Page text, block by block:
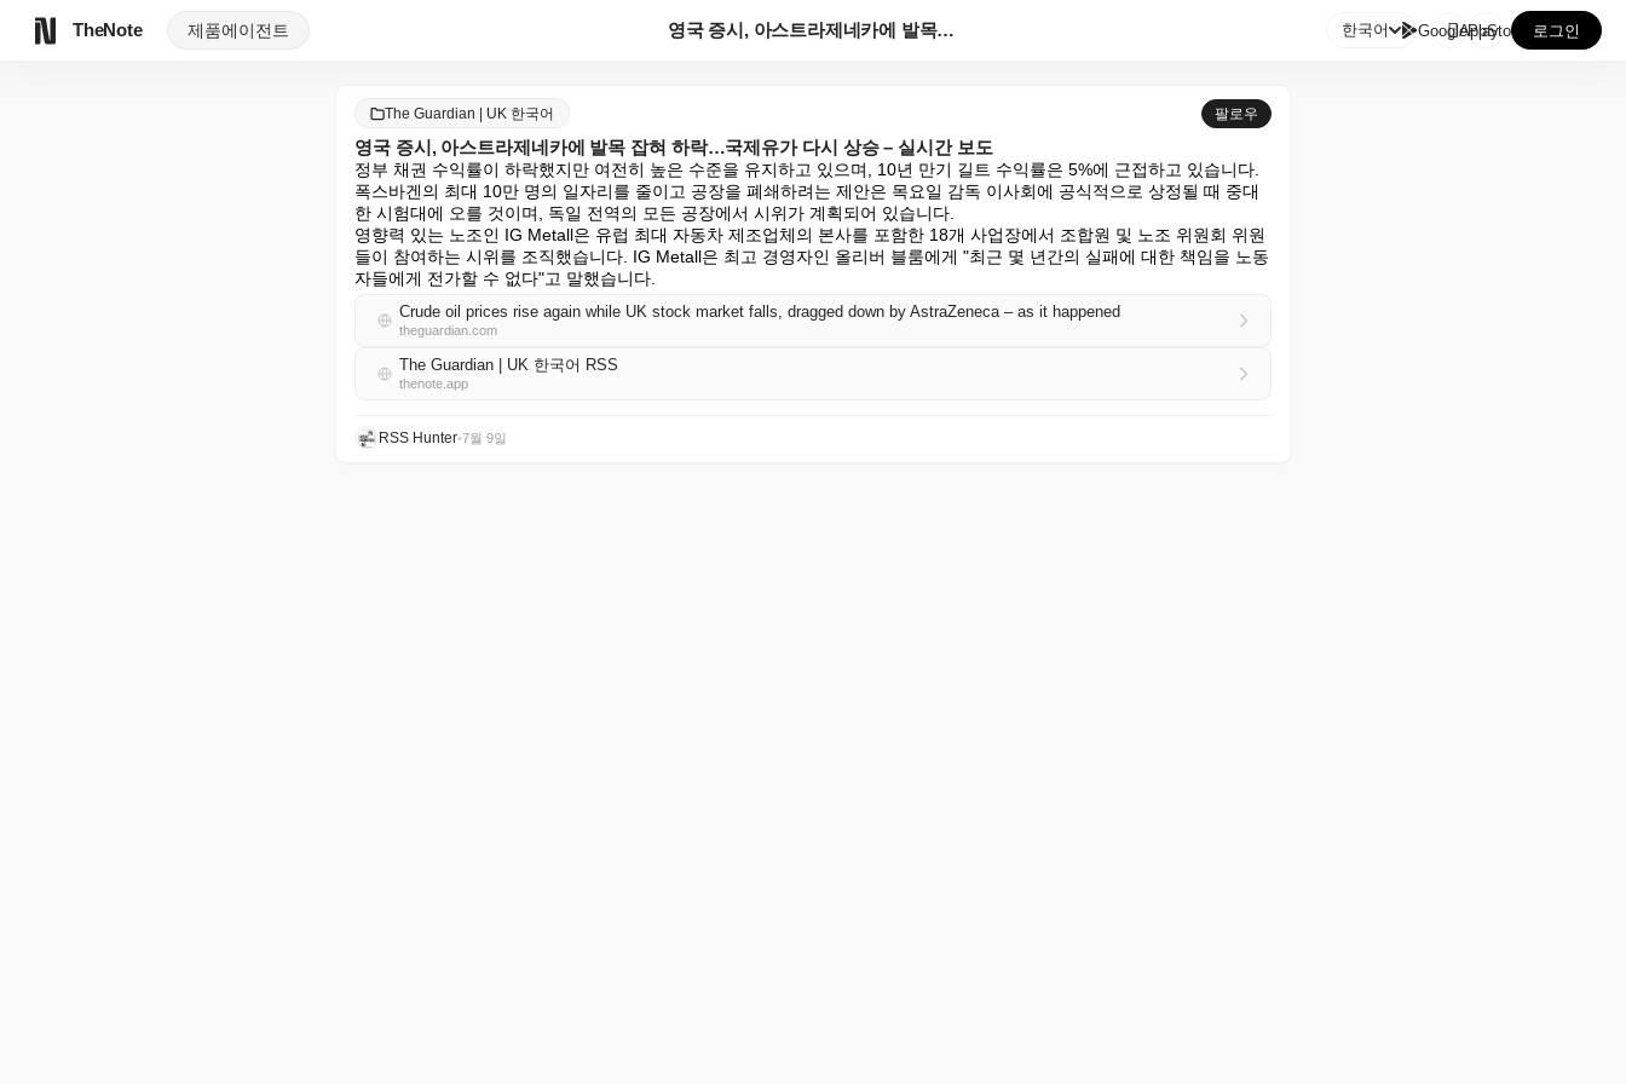
TheNote 제품에이전트 영국 증시, 아스트라제네카에 발목 잡혀 하락…국제유가 ... 한국어 GooglePlay
AppStore 로그인
The Guardian | UK 한국어 팔로우
영국 증시, 아스트라제네카에 발목 잡혀 하락…국제유가 다시 상승 – 실시간 보도
정부 채권 수익률이 하락했지만 여전히 높은 수준을 유지하고 있으며, 10년 만기 길트 수익률은 5%에 근접하고 있습니다.
폭스바겐의 최대 10만 명의 일자리를 줄이고 공장을 폐쇄하려는 제안은 목요일 감독 이사회에 공식적으로 상정될 때 중대
한 시험대에 오를 것이며, 독일 전역의 모든 공장에서 시위가 계획되어 있습니다.
영향력 있는 노조인 IG Metall은 유럽 최대 자동차 제조업체의 본사를 포함한 18개 사업장에서 조합원 및 노조 위원회 위원
들이 참여하는 시위를 조직했습니다. IG Metall은 최고 경영자인 올리버 블룸에게 "최근 몇 년간의 실패에 대한 책임을 노동
자들에게 전가할 수 없다"고 말했습니다.
Crude oil prices rise again while UK stock market falls, dragged down by AstraZeneca – as it happened
theguardian.com
The Guardian | UK 한국어 RSS
thenote.app
RSS Hunter•7월 9일